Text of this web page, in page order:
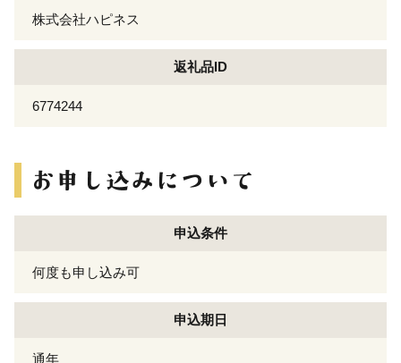
株式会社ハピネス
返礼品ID
6774244
申込条件
何度も申し込み可
申込期日
通年